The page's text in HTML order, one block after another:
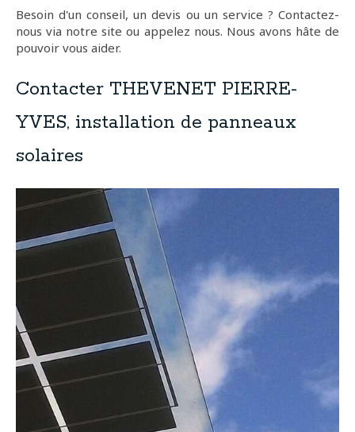
Besoin d'un conseil, un devis ou un service ? Contactez-
nous via notre site ou appelez nous. Nous avons hâte de
pouvoir vous aider.
Contacter THEVENET PIERRE-
YVES, installation de panneaux
solaires